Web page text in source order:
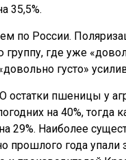
35,5%.
по России.
группу, где уже
густо»
пшеницы у
на 40%, тогда
29%. Наиболее
прошлого года упали